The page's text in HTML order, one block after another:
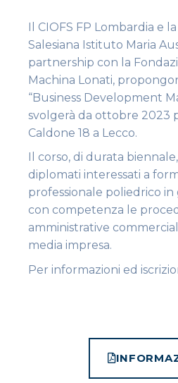
Il CIOFS FP Lombardia e
Salesiana Istituto Maria
partnership con la
Machina Lonati,
“Business Development
svolgerà da ottobre 2023
Caldone 18 a Lecco.
Il corso, di durata
diplomati interessati a
professionale poliedrico in
con competenza le
amministrative
media impresa.
Per informazioni ed